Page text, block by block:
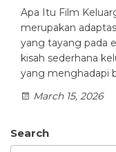
Apa Itu Film
merupakan
yang tayang pada
kisah sederhana
yang menghadapi
March 15, 2026
Search